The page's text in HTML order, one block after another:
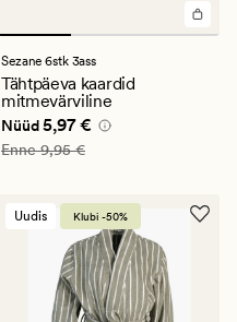
Sezane 6stk 3ass
Tähtpäeva kaardid
mitmevärviline
Nåværende pris_ee
Nüüd5,97 €
Vanlig pris_ee
Enne9,95 €
Uudis Klubi -50%